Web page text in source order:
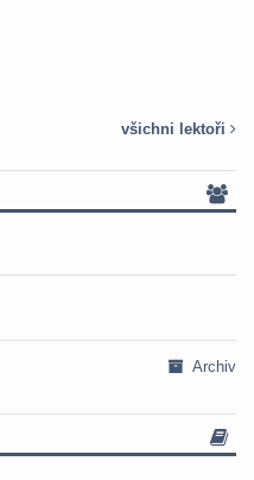
všichni lektoři
Archiv